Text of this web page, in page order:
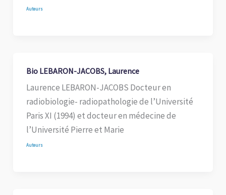
Auteurs
Bio LEBARON-JACOBS, Laurence
Laurence LEBARON-JACOBS Docteur en
radiobiologie- radiopathologie de l’Université
Paris XI (1994) et docteur en médecine de
l’Université Pierre et Marie
Auteurs